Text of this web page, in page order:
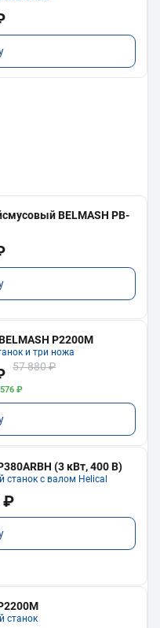
BELMASH PB-
P2200M
и три ножа
57 880 ₽
₽
(3 кВт, 400 В)
станок с валом Helical
₽
станок